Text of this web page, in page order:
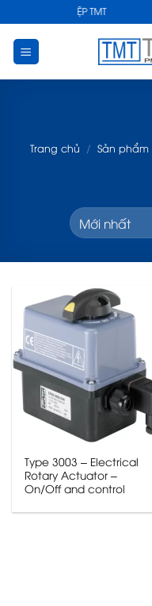
to
content
CÔNG NGHIỆP TMT
Trang chủ / Sản phẩm
Type 3003 – Electrical
Rotary Actuator –
On/Off and control